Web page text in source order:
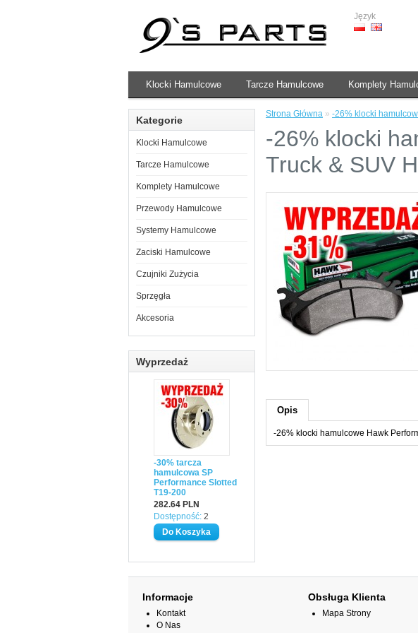
Język
Klocki Hamulcowe Tarcze Hamulcowe Komplety
Kategorie
Klocki Hamulcowe
Tarcze Hamulcowe
Komplety Hamulcowe
Przewody Hamulcowe
Systemy Hamulcowe
Zaciski Hamulcowe
Czujniki Zużycia
Sprzęgła
Akcesoria
Wyprzedaż
-30% tarcza
hamulcowa SP
Performance Slotted
T19-200
282.64 PLN
Dostępność: 2
Strona Główna » -26% klocki
-26% klocki
Truck & SUV
Opis
-26% klocki hamulcowe Hawk
Informacje
Kontakt
O Nas
Obsługa Klienta
Mapa Strony